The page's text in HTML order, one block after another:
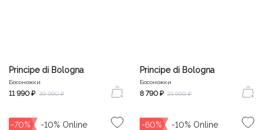
Principe di Bologna
Босоножки
11 990 ₽ 39 990 ₽
Principe di Bologna
Босоножки
8 790 ₽ 21 990 ₽
-70% -60%